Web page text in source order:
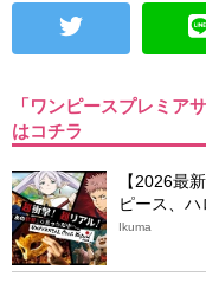
「ワンピースプレミア
はコチラ
【2026最
ピース、
Ikuma